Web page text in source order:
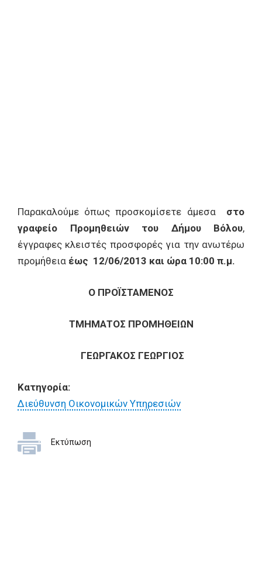
Παρακαλούμε όπως προσκομίσετε άμεσα στο
γραφείο Προμηθειών του Δήμου Βόλου,
έγγραφες κλειστές προσφορές για την ανωτέρω
προμήθεια έως 12/06/2013 και ώρα 10:00 π.μ.
Ο ΠPOΪΣTAMENΟΣ
ΤΜΗΜΑΤΟΣ ΠΡΟΜΗΘΕΙΩΝ
ΓΕΩΡΓΑΚΟΣ ΓΕΩΡΓΙΟΣ
Κατηγορία:
Διεύθυνση Οικονομικών Υπηρεσιών
Εκτύπωση